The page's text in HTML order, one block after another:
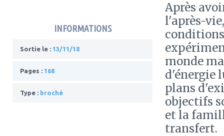
INFORMATIONS
Sortie le : 13/11/18
Pages : 168
Type : broché
Après
l'après-
monde
d'énergie
plans
objectifs
et la
transfert.